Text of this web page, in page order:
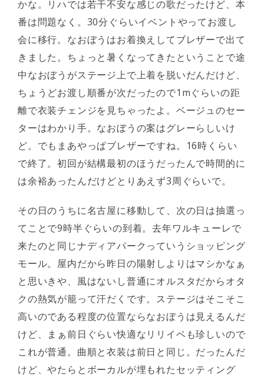
かな。リハでは若干不安な感じの歌だったけど、本
番は問題なく。30分ぐらいイベントやってお渡し
会に移行。なおぼうはお着換えしてブレザーで出て
きました。ちょっと暑くなってきたということで途
中なおぼうがステージ上で上着を脱いだんだけど、
ちょうどお渡し順番が次だったので1mぐらいの距
離で衣装チェンジを見ちゃったよ。ベージュのセー
ターはわかり手。なおぼうの案はグレーらしいけ
ど。でもまあやっぱブレザーですね。16時くらい
で終了。初回が結構最初のほうだったんで時間的に
は余裕あったんだけどとりあえず3周ぐらいで。
その日のうちに名古屋に移動して、次の日は抽選っ
てことで9時半ぐらいの到着。去年ワルキューレで
来たのと同じナディアパークっていうショッピング
モール。屋内だから昨日の陽射しよりはマシかなぁ
と思いきや、風はないし普通にオルスタだからオタ
クの熱気が籠って汗だくです。ステージはそこそこ
高いのである程度の位置ならなおぼうは見えるんだ
けど、まぁ前日ぐらい快適なリリイベも珍しいので
これが普通。曲順と衣装は前日と同じ。だったんだ
けど、やたらとボーカルが埋もれたセッティング